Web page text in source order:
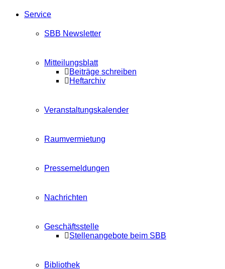
Service
SBB Newsletter
Mitteilungsblatt
Beiträge schreiben
Heftarchiv
Veranstaltungskalender
Raumvermietung
Pressemeldungen
Nachrichten
Geschäftsstelle
Stellenangebote beim SBB
Bibliothek